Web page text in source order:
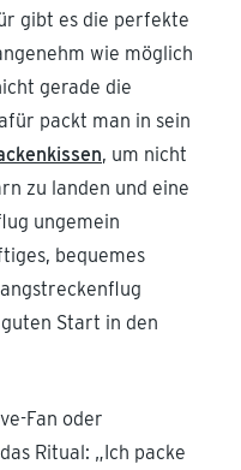
gibt es die perfekte
wie möglich
gerade die
packt man in sein
, um nicht
zu landen und eine
ungemein
bequemes
Start in den
Fan oder
Ritual: „Ich packe